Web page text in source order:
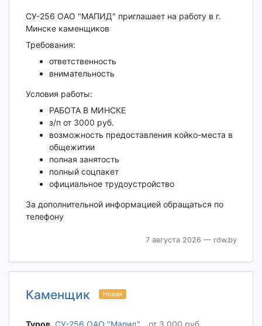
СУ-256 ОАО "МАПИД" приглашает на работу в г.
Минске каменщиков
Требования:
ответственность
внимательность
Условия работы:
РАБОТА В МИНСКЕ
з/п от 3000 руб.
возможность предоставления койко-места в
общежитии
полная занятость
полный соцпакет
официальное трудоустройство
За дополнительной информацией обращаться по
телефону
7 августа 2026 — rdw.by
Каменщик Новая